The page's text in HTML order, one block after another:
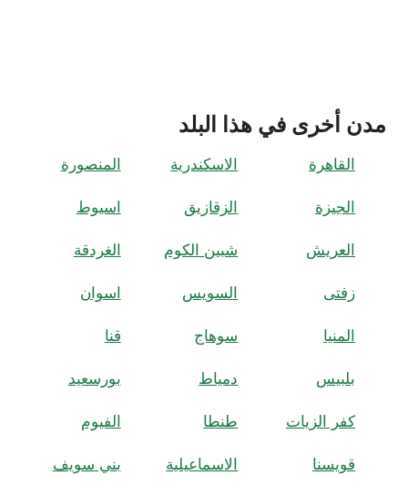
مدن أخرى في هذا البلد
القاهرة الاسكندرية المنصورة
الجيزة الزقازيق اسيوط
العريش شبين الكوم الغردقة
زفتى السويس اسوان
المنيا سوهاج قنا
بلبيس دمياط بورسعيد
كفر الزيات طنطا الفيوم
قويسنا الاسماعيلية بني سويف